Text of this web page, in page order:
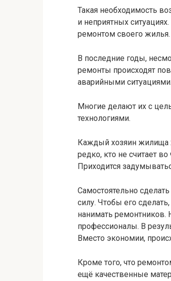
Такая необходимость
и неприятных
ремонтом своего
В последние годы,
ремонты происходят
аварийными ситуациями.
Многие делают их с
технологиями.
Каждый хозяин жилища
редко, кто не считает
Приходится
Самостоятельно
силу. Чтобы его
нанимать ремонтников.
профессионалы. В
Вместо экономии,
Кроме того, что
ещё качественные